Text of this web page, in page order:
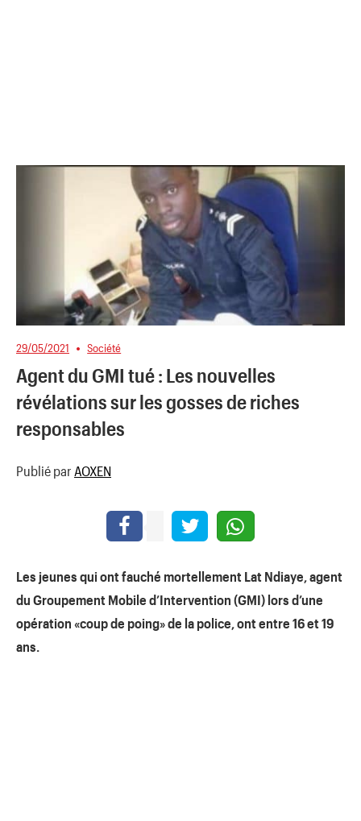
29/05/2021 Société
Agent du GMI tué : Les nouvelles
révélations sur les gosses de riches
responsables
Publié par AOXEN
Les jeunes qui ont fauché mortellement Lat Ndiaye, agent
du Groupement Mobile d’Intervention (GMI) lors d’une
opération «coup de poing» de la police, ont entre 16 et 19
ans.